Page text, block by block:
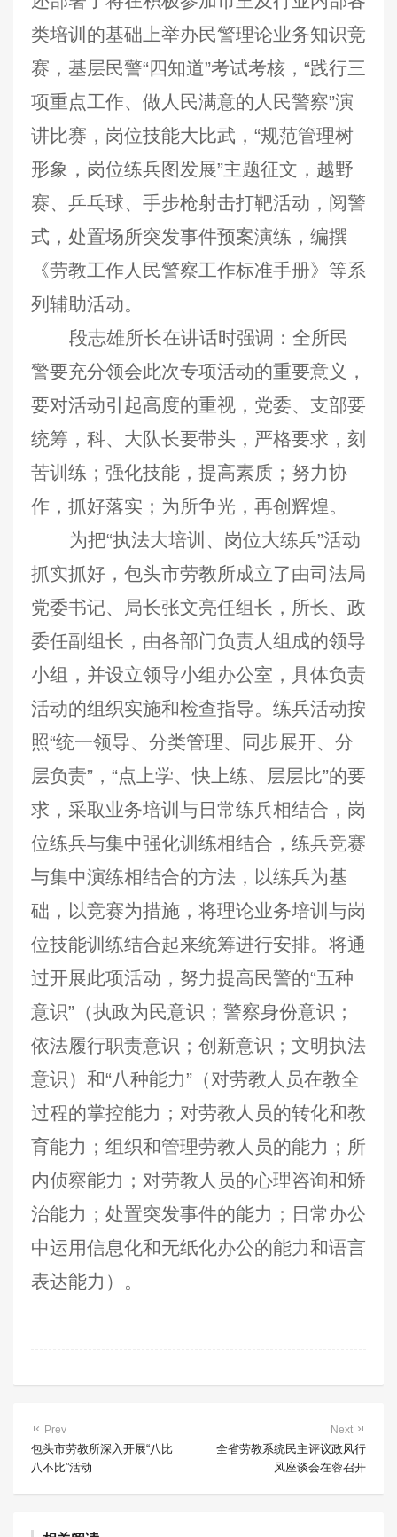
类培训的基础上举办民警理论业务知识竞
赛，基层民警“四知道”考试考核，“践行三
项重点工作、做人民满意的人民警察”演
讲比赛，岗位技能大比武，“规范管理树
形象，岗位练兵图发展”主题征文，越野
赛、乒乓球、手步枪射击打靶活动，阅警
式，处置场所突发事件预案演练，编撰
《劳教工作人民警察工作标准手册》等系
列辅助活动。
段志雄所长在讲话时强调：全所民
警要充分领会此次专项活动的重要意义，
要对活动引起高度的重视，党委、支部要
统筹，科、大队长要带头，严格要求，刻
苦训练；强化技能，提高素质；努力协
作，抓好落实；为所争光，再创辉煌。
为把“执法大培训、岗位大练兵”活动
抓实抓好，包头市劳教所成立了由司法局
党委书记、局长张文亮任组长，所长、政
委任副组长，由各部门负责人组成的领导
小组，并设立领导小组办公室，具体负责
活动的组织实施和检查指导。练兵活动按
照“统一领导、分类管理、同步展开、分
层负责”，“点上学、快上练、层层比”的要
求，采取业务培训与日常练兵相结合，岗
位练兵与集中强化训练相结合，练兵竞赛
与集中演练相结合的方法，以练兵为基
础，以竞赛为措施，将理论业务培训与岗
位技能训练结合起来统筹进行安排。将通
过开展此项活动，努力提高民警的“五种
意识”（执政为民意识；警察身份意识；
依法履行职责意识；创新意识；文明执法
意识）和“八种能力”（对劳教人员在教全
过程的掌控能力；对劳教人员的转化和教
育能力；组织和管理劳教人员的能力；所
内侦察能力；对劳教人员的心理咨询和矫
治能力；处置突发事件的能力；日常办公
中运用信息化和无纸化办公的能力和语言
表达能力）。
Prev
包头市劳教所深入开展“八比
八不比”活动
Next
全省劳教系统民主评议政风行
风座谈会在蓉召开